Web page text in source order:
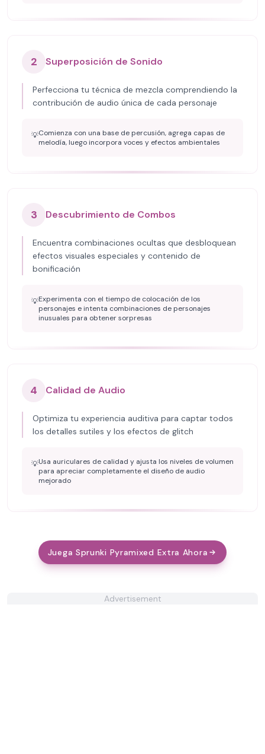
2 Superposición de Sonido
Perfecciona tu técnica de mezcla comprendiendo la
contribución de audio única de cada personaje
💡Comienza con una base de percusión, agrega capas de
melodía, luego incorpora voces y efectos ambientales
3 Descubrimiento de Combos
Encuentra combinaciones ocultas que desbloquean
efectos visuales especiales y contenido de
bonificación
💡Experimenta con el tiempo de colocación de los
personajes e intenta combinaciones de personajes
inusuales para obtener sorpresas
4 Calidad de Audio
Optimiza tu experiencia auditiva para captar todos
los detalles sutiles y los efectos de glitch
💡Usa auriculares de calidad y ajusta los niveles de volumen
para apreciar completamente el diseño de audio
mejorado
Juega Sprunki Pyramixed Extra Ahora
Advertisement